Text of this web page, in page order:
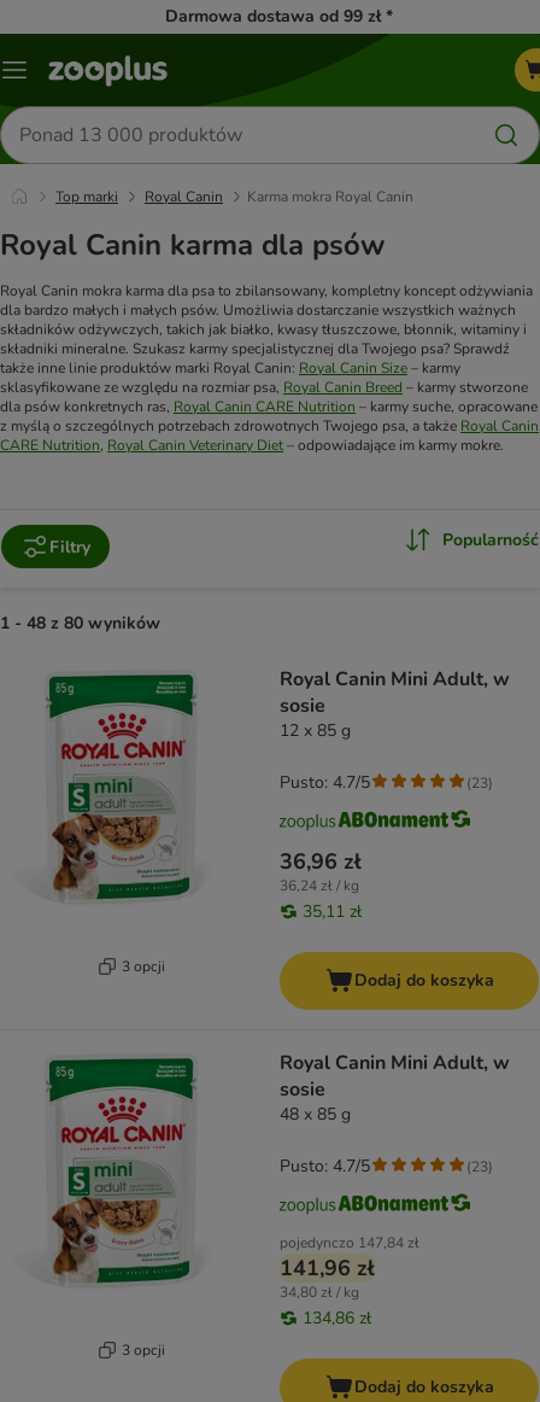
Darmowa dostawa od 99 zł *
Menu
Szukaj
produktów
Top marki Royal Canin Karma mokra Royal Canin
Royal Canin karma dla psów
Royal Canin mokra karma dla psa to zbilansowany, kompletny koncept odżywiania
dla bardzo małych i małych psów. Umożliwia dostarczanie wszystkich ważnych
składników odżywczych, takich jak białko, kwasy tłuszczowe, błonnik, witaminy i
składniki mineralne. Szukasz karmy specjalistycznej dla Twojego psa? Sprawdź
także inne linie produktów marki Royal Canin: Royal Canin Size– karmy
sklasyfikowane ze względu na rozmiar psa, Royal Canin Breed – karmy stworzone
dla psów konkretnych ras, Royal Canin CARE Nutrition – karmy suche, opracowane
z myślą o szczególnych potrzebach zdrowotnych Twojego psa, a także Royal Canin
CARE Nutrition, Royal Canin Veterinary Diet– odpowiadające im karmy mokre.
Filtry Popularność
1 - 48 z 80 wyników
3 opcji
Royal Canin Mini Adult, w
sosie
12 x 85 g
36,96 zł
36,24 zł / kg
35,11 zł
Pusto: 4.7/5 (23)
Dodaj do koszyka
3 opcji
Royal Canin Mini Adult, w
sosie
48 x 85 g
pojedynczo 147,84 zł
141,96 zł
34,80 zł / kg
134,86 zł
Pusto: 4.7/5 (23)
Dodaj do koszyka